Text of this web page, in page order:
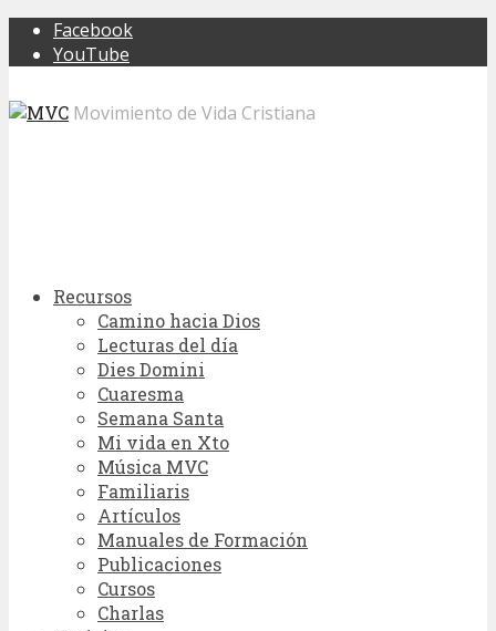
Facebook
YouTube
Movimiento de Vida Cristiana
Recursos
Camino hacia Dios
Lecturas del día
Dies Domini
Cuaresma
Semana Santa
Mi vida en Xto
Música MVC
Familiaris
Artículos
Manuales de Formación
Publicaciones
Cursos
Charlas